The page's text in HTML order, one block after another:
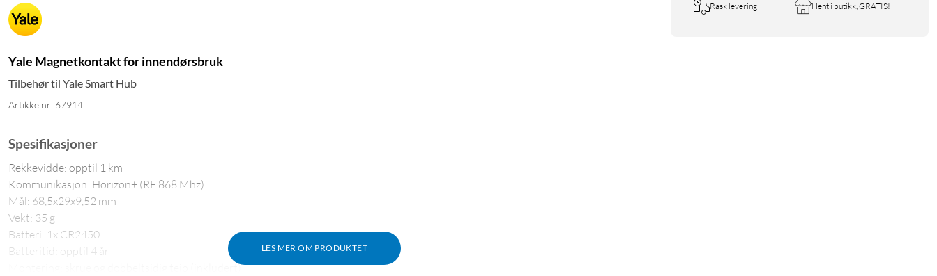
Rask levering Hent i butikk, GRATIS!
Yale Magnetkontakt for innendørsbruk
Tilbehør til Yale Smart Hub
Artikkelnr: 67914
LES MER OM PRODUKTET
Spesifikasjoner
Rekkevidde: opptil 1 km
Kommunikasjon: Horizon+ (RF 868 Mhz)
Mål: 68,5x29x9,52 mm
Vekt: 35 g
Batteri: 1x CR2450
Batteritid: opptil 4 år
Montering: skrue og dobbeltsidig teip (inkludert)